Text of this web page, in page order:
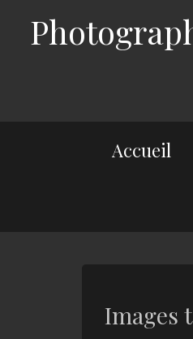
Accueil
Images